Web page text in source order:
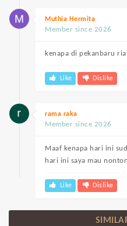
Muthia Hermita
Member since 2026
kenapa di pekanbaru
Like Dislike
rama raka
Member since 2026
Maaf kenapa hari ini
hari ini saya mau
Like Dislike